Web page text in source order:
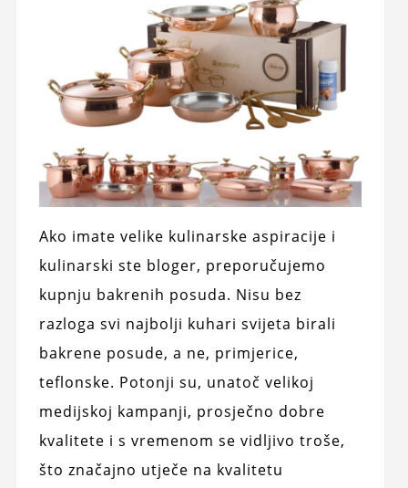
Ako imate velike kulinarske aspiracije i
kulinarski ste bloger, preporučujemo
kupnju bakrenih posuda. Nisu bez
razloga svi najbolji kuhari svijeta birali
bakrene posude, a ne, primjerice,
teflonske. Potonji su, unatoč velikoj
medijskoj kampanji, prosječno dobre
kvalitete i s vremenom se vidljivo troše,
što značajno utječe na kvalitetu